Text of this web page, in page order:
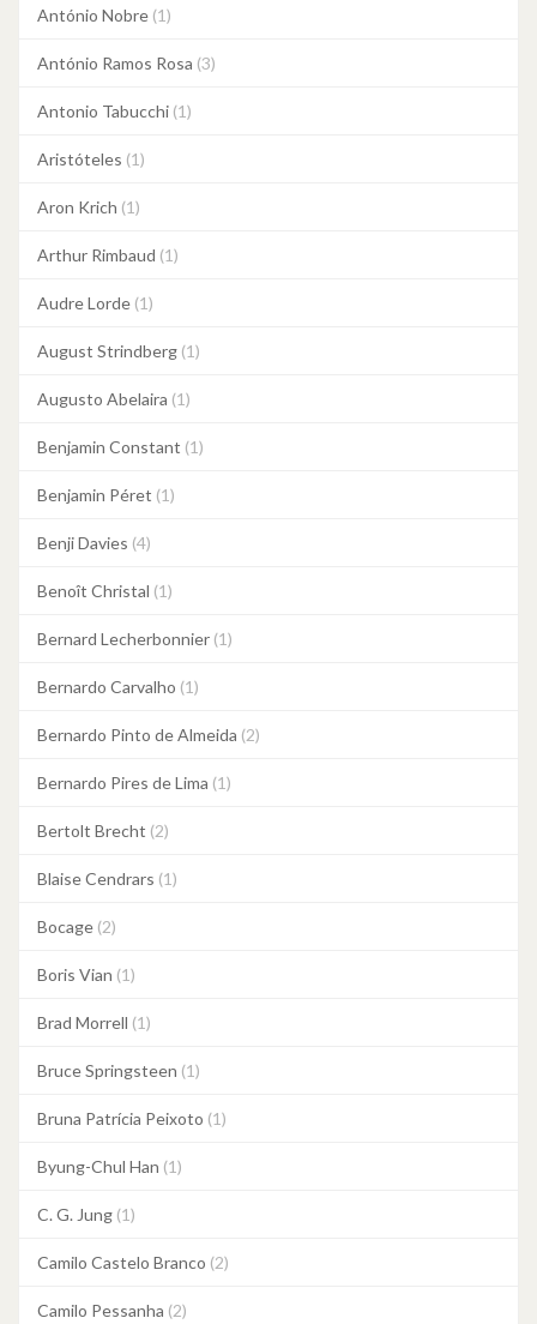
António Nobre (1)
António Ramos Rosa (3)
Antonio Tabucchi (1)
Aristóteles (1)
Aron Krich (1)
Arthur Rimbaud (1)
Audre Lorde (1)
August Strindberg (1)
Augusto Abelaira (1)
Benjamin Constant (1)
Benjamin Péret (1)
Benji Davies (4)
Benoît Christal (1)
Bernard Lecherbonnier (1)
Bernardo Carvalho (1)
Bernardo Pinto de Almeida (2)
Bernardo Pires de Lima (1)
Bertolt Brecht (2)
Blaise Cendrars (1)
Bocage (2)
Boris Vian (1)
Brad Morrell (1)
Bruce Springsteen (1)
Bruna Patrícia Peixoto (1)
Byung-Chul Han (1)
C. G. Jung (1)
Camilo Castelo Branco (2)
Camilo Pessanha (2)